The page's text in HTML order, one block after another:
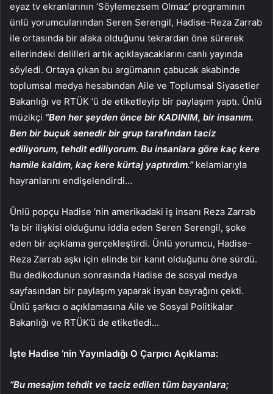
eyaz tv ekranlarının ‘Söylemezsem Olmaz’ programının
ünlü yorumcularından Seren Serengil, Hadise-Reza Zarrab
ile ortasında bir alaka olduğunu tekrardan öne sürerek
ellerindeki delilleri artık açıklayacaklarını canlı yayında
söyledi. Ortaya çıkan bu argümanın çabucak akabinde
toplumsal medya hesabından Aile ve Toplumsal Siyasetler
Bakanlığı ve RTÜK ‘ü de etiketleyip bir paylaşım yaptı. Ünlü
müzikçi “Ben her şeyden önce bir KADINIM, bir insanım.
Ben bir buçuk senedir bir grup tarafından taciz
ediliyorum, tehdit ediliyorum. Bu insanlara göre kaç kere
hamile kaldım, kaç kere kürtaj yaptırdım.”kelamlarıyla
hayranlarını endişelendirdi…
Ünlü popçu Hadise ‘nin amerikadaki iş insanı Reza Zarrab
‘la bir ilişkisi olduğunu iddia eden Seren Serengil, şoke
eden bir açıklama gerçekleştirdi. Ünlü yorumcu, Hadise-
Reza Zarrab aşkı için elinde bir kanıt olduğunu öne sürdü.
Bu dedikodunun sonrasında Hadise de sosyal medya
sayfasından bir paylaşım yaparak isyan bayrağını çekti.
Ünlü şarkıcı o açıklamasına Aile ve Sosyal Politikalar
Bakanlığı ve RTÜK’ü de etiketledi…
İşte Hadise ‘nin Yayınladığı O Çarpıcı Açıklama:
“Bu mesajım tehdit ve taciz edilen tüm bayanlara;